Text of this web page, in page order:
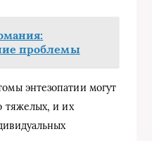
проблемы
энтезопатии могут
тяжелых, и их